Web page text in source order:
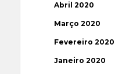
Abril 2020
Março 2020
Fevereiro 2020
Janeiro 2020